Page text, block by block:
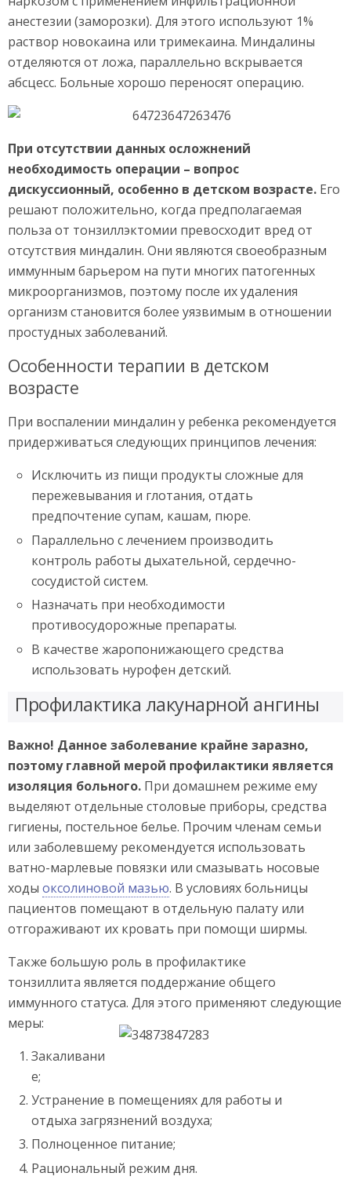
анестезии (заморозки). Для этого используют 1%
раствор новокаина или тримекаина. Миндалины
отделяются от ложа, параллельно вскрывается
абсцесс. Больные хорошо переносят операцию.
При отсутствии данных осложнений
необходимость операции – вопрос
дискуссионный, особенно в детском возрасте. Его
решают положительно, когда предполагаемая
польза от тонзиллэктомии превосходит вред от
отсутствия миндалин. Они являются своеобразным
иммунным барьером на пути многих патогенных
микроорганизмов, поэтому после их удаления
организм становится более уязвимым в отношении
простудных заболеваний.
Особенности терапии в детском
возрасте
При воспалении миндалин у ребенка рекомендуется
придерживаться следующих принципов лечения:
Исключить из пищи продукты сложные для
пережевывания и глотания, отдать
предпочтение супам, кашам, пюре.
Параллельно с лечением производить
контроль работы дыхательной, сердечно-
сосудистой систем.
Назначать при необходимости
противосудорожные препараты.
В качестве жаропонижающего средства
использовать нурофен детский.
Профилактика лакунарной ангины
Важно! Данное заболевание крайне заразно,
поэтому главной мерой профилактики является
изоляция больного. При домашнем режиме ему
выделяют отдельные столовые приборы, средства
гигиены, постельное белье. Прочим членам семьи
или заболевшему рекомендуется использовать
ватно-марлевые повязки или смазывать носовые
ходы оксолиновой мазью. В условиях больницы
пациентов помещают в отдельную палату или
отгораживают их кровать при помощи ширмы.
Также большую роль в профилактике
тонзиллита является поддержание общего
иммунного статуса. Для этого применяют следующие
меры:
Закаливани
е;
Устранение в помещениях для работы и
отдыха загрязнений воздуха;
Полноценное питание;
Рациональный режим дня.